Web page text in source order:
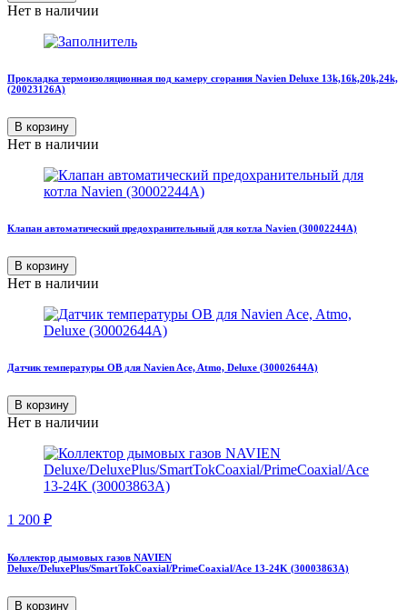
Нет в наличии
Прокладка термоизоляционная под камеру сгорания Navien Deluxe 13k,16k,20k,24k,
(20023126А)
В корзину
Нет в наличии
Клапан автоматический предохранительный для котла Navien (30002244A)
В корзину
Нет в наличии
Датчик температуры ОВ для Navien Ace, Atmo, Deluxe (30002644A)
В корзину
Нет в наличии
1 200 ₽
Коллектор дымовых газов NAVIEN
Deluxe/DeluxePlus/SmartTokCoaxial/PrimeCoaxial/Ace 13-24K (30003863A)
В корзину